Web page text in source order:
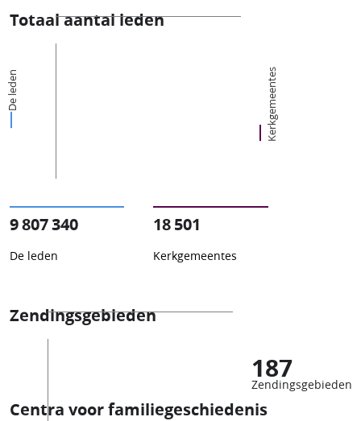
Totaal aantal leden
De leden Kerkgemeentes
9 807 340
De leden
18 501
Kerkgemeentes
Zendingsgebieden
187
Zendingsgebieden
Centra voor familiegeschiedenis